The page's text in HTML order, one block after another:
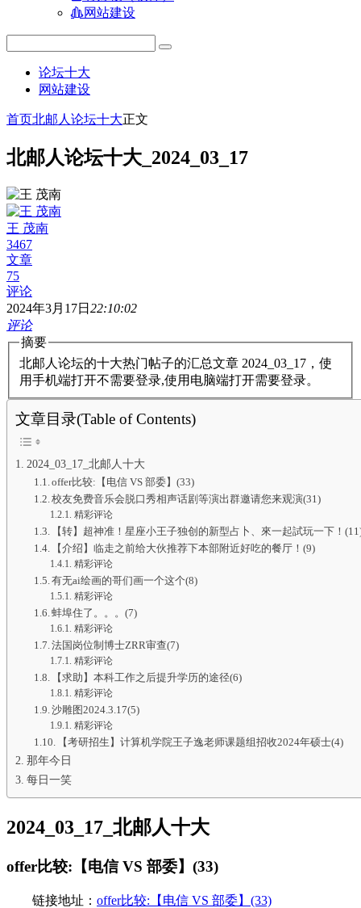
网站建设
论坛十大
网站建设
首页北邮人论坛十大正文
北邮人论坛十大_2024_03_17
王 茂南
3467
文章
75
评论
2024年3月17日 22:10:02
评论
摘要
北邮人论坛的十大热门帖子的汇总文章 2024_03_17，使
用手机端打开不需要登录,使用电脑端打开需要登录。
文章目录(Table of Contents)
2024_03_17_北邮人十大
offer比较:【电信 VS 部委】(33)
校友免费音乐会脱口秀相声话剧等演出群邀请您来观演(31)
精彩评论
【转】超神准！星座小王子独创的新型占卜、來一起試玩一下！
【介绍】临走之前给大伙推荐下本部附近好吃的餐厅！(9)
精彩评论
有无ai绘画的哥们画一个这个(8)
精彩评论
蚌埠住了。。。(7)
精彩评论
法国岗位制博士ZRR审查(7)
精彩评论
【求助】本科工作之后提升学历的途径(6)
精彩评论
沙雕图2024.3.17(5)
精彩评论
【考研招生】计算机学院王子逸老师课题组招收2024年硕士(4)
那年今日
每日一笑
2024_03_17_北邮人十大
offer比较:【电信 VS 部委】(33)
链接地址： offer比较:【电信 VS 部委】(33)